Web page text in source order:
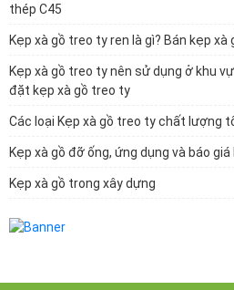
thép C45
Kẹp xà gồ treo ty ren là gì? Bán kẹp xà
Kẹp xà gồ treo ty nên sử dụng ở khu
đặt kẹp xà gồ treo ty
Các loại Kẹp xà gồ treo ty chất lượng
Kẹp xà gồ đỡ ống, ứng dụng và báo giá
Kẹp xà gồ trong xây dựng